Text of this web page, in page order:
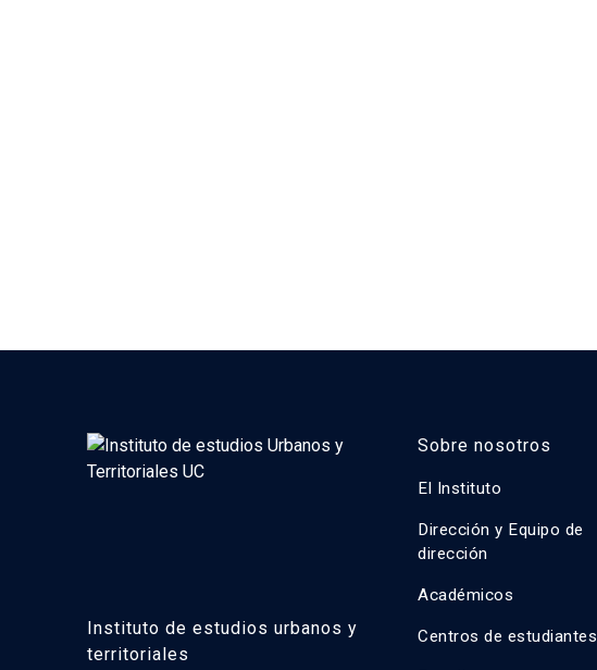
Instituto de estudios urbanos y
territoriales
Sobre nosotros
El Instituto
Dirección y Equipo de
dirección
Académicos
Centros de estudiantes